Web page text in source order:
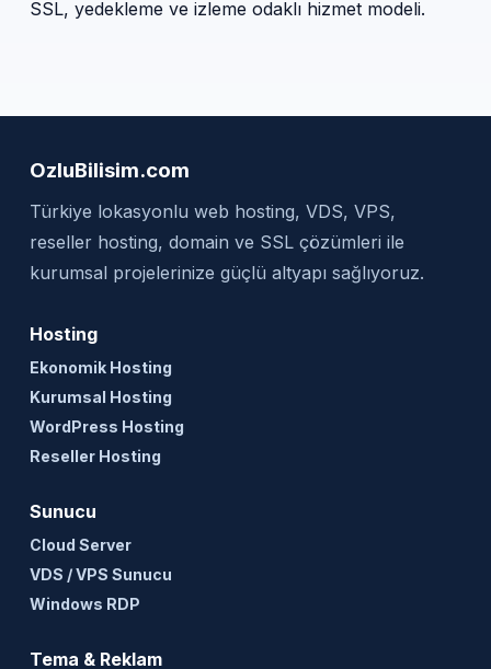
SSL, yedekleme ve izleme odaklı hizmet modeli.
OzluBilisim.com
Türkiye lokasyonlu web hosting, VDS, VPS,
reseller hosting, domain ve SSL çözümleri ile
kurumsal projelerinize güçlü altyapı sağlıyoruz.
Hosting
Ekonomik Hosting
Kurumsal Hosting
WordPress Hosting
Reseller Hosting
Sunucu
Cloud Server
VDS / VPS Sunucu
Windows RDP
Tema & Reklam